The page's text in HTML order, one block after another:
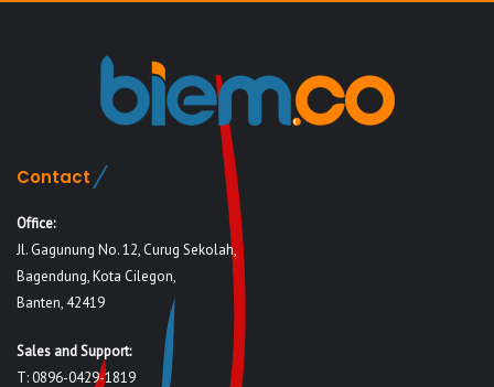
Contact
Office:
Jl. Gagunung No. 12, Curug Sekolah,
Bagendung, Kota Cilegon,
Banten, 42419
Sales and Support:
T: 0896-0429-1819